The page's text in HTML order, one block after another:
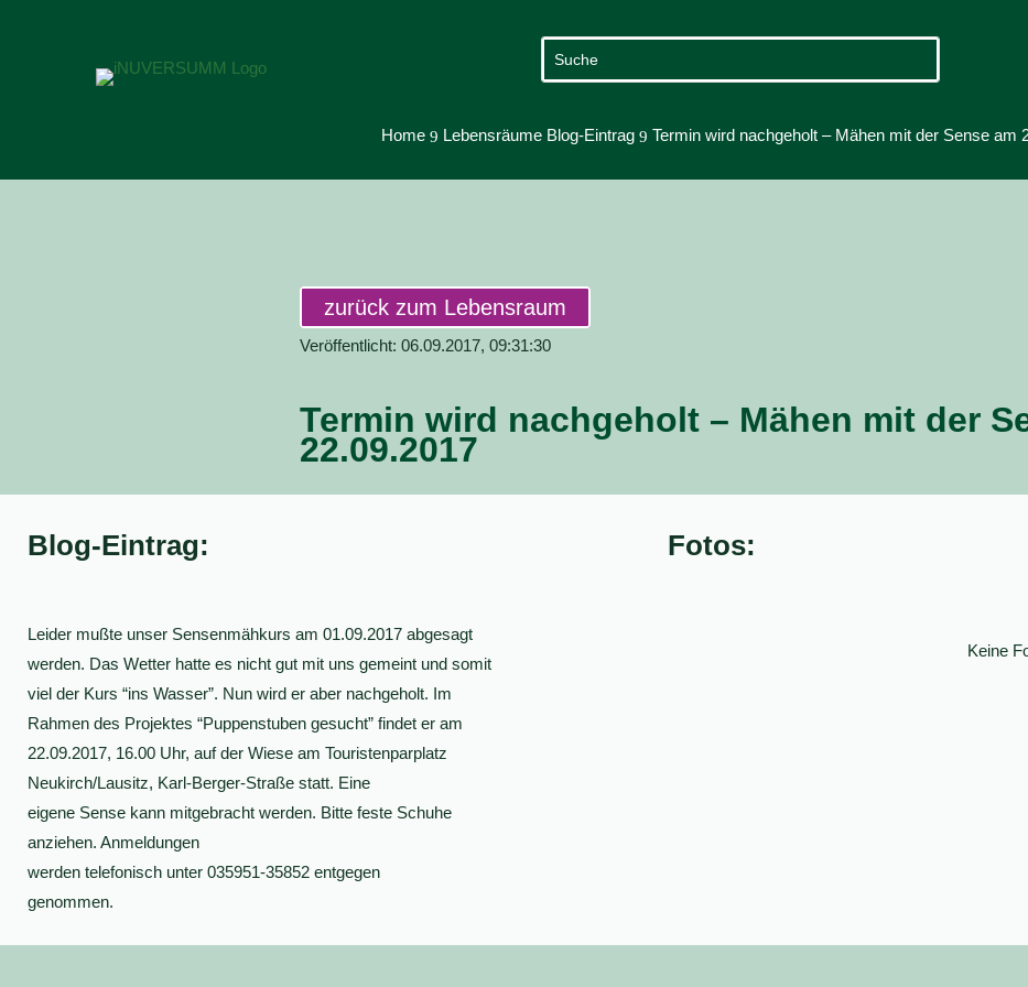
Home 9 Lebensräume Blog-Eintrag 9 Termin wird nachgeholt – Mähen mit der Sense am
zurück zum Lebensraum
Veröffentlicht: 06.09.2017, 09:31:30
Termin wird nachgeholt – Mähen mit der
22.09.2017
Blog-Eintrag:
Leider mußte unser Sensenmähkurs am 01.09.2017 abgesagt
werden. Das Wetter hatte es nicht gut mit uns gemeint und somit
viel der Kurs “ins Wasser”. Nun wird er aber nachgeholt. Im
Rahmen des Projektes “Puppenstuben gesucht” findet er am
22.09.2017, 16.00 Uhr, auf der Wiese am Touristenparplatz
Neukirch/Lausitz, Karl-Berger-Straße statt. Eine
eigene Sense kann mitgebracht werden. Bitte feste Schuhe
anziehen. Anmeldungen
werden telefonisch unter 035951-35852 entgegen
genommen.
Fotos:
Keine